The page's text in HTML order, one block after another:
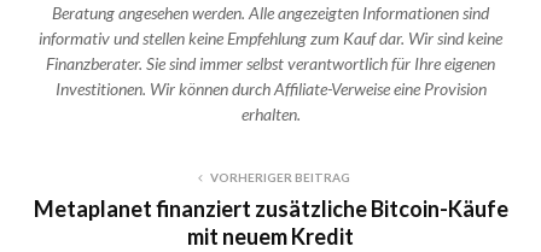
Beratung angesehen werden. Alle angezeigten Informationen sind
informativ und stellen keine Empfehlung zum Kauf dar. Wir sind keine
Finanzberater. Sie sind immer selbst verantwortlich für Ihre eigenen
Investitionen. Wir können durch Affiliate-Verweise eine Provision
erhalten.
VORHERIGER BEITRAG
Metaplanet finanziert zusätzliche Bitcoin-Käufe
mit neuem Kredit